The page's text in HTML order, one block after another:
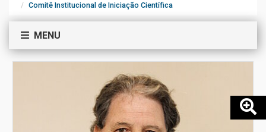
Comitê Institucional de Iniciação Científica
MENU